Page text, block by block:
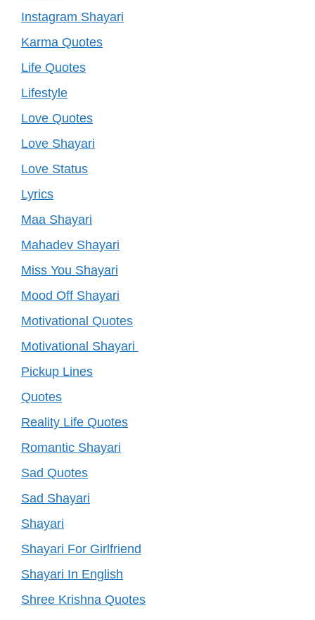
Instagram Shayari
Karma Quotes
Life Quotes
Lifestyle
Love Quotes
Love Shayari
Love Status
Lyrics
Maa Shayari
Mahadev Shayari
Miss You Shayari
Mood Off Shayari
Motivational Quotes
Motivational Shayari
Pickup Lines
Quotes
Reality Life Quotes
Romantic Shayari
Sad Quotes
Sad Shayari
Shayari
Shayari For Girlfriend
Shayari In English
Shree Krishna Quotes